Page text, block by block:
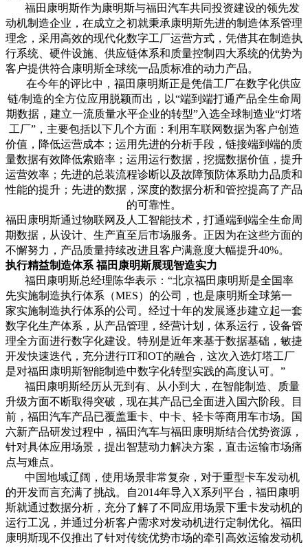
福田康明斯作为康明斯与福田汽车共同投资建设的领先发
动机制造企业，在成立之初就秉承康明斯先进的制造体系管理
理念，采用高效的现代化数字工厂运营方式，凭借其在制造执
行系统、硬件设施、供应链体系和质量控制四大系统的优势为
客户提供符合康明斯全球统一品质标准的动力产品。
在今年的评比中，福田康明斯正是凭借工厂在数字化供应
链/制造的全方位应用脱颖而出，以“端到端打通产品全生命周
期数据，建立一流质量水平企业的转型”入选全球制造业“灯塔
工厂”，主要包括以下几个方面：利用车联网数据为客户创造
价值，降低运营成本；运用先进的分析手段，链接端到端的质
量数据有效降低索赔率；运用运行数据，挖掘数据价值，提升
运营效率；先进的总装流程诊断以及故障预防体系助力品质和
性能的提升；先进的数据，深度的数据分析和管控提高了产品
的可靠性。
福田康明斯通过物联网及人工智能技术，打通端到端全生命周
期数据，从设计、生产直至后市场服务。正因为在这些方面的
不懈努力，产品质量持续改进且客户满意度大幅提升40%。
执行精益制造体系 福田康明斯展现智造实力
福田康明斯总经理陈华表示： “北京福田康明斯是全国率
先实施制造执行体系（MES）的公司，也是康明斯全球第一
家实施制造执行体系的公司。经过十年的发展逐步建立起一套
数字化生产体系，从产品管理，经营计划，体系运行，设备管
理全方面进行数字化建设。特别是近年来基于数据基础，敏捷
开发快速迭代，充分进行IT和OT的融合，这次入选灯塔工厂
是对福田康明斯智能制造中数字化转型实践的高度认可。”
福田康明斯经历从无到有、从小到大，在智能制造、质量
升级方面不断取得突破，现在其产品已全面进入国六阶段。目
前，福田汽车产品已覆盖重卡、中卡、轻卡等商用车市场。国
六新产品研发过程中，福田汽车与福田康明斯结合优势资源，
针对具体应用场景，提出智慧动力解决方案，直击运输市场痛
点与难点。
中国地域辽阔，使用场景非常复杂，对于重型卡车发动机
的开发而言充满了挑战。自2014年导入 X系列平台，福田康明
斯就通过数据分析，充分了解了不同应用场景下重卡发动机的
运行工况，并通过分析客户需求对发动机进行定制优化。福田
康明斯现不仅推出了针对传统优势市场的牵引高效运输发动机